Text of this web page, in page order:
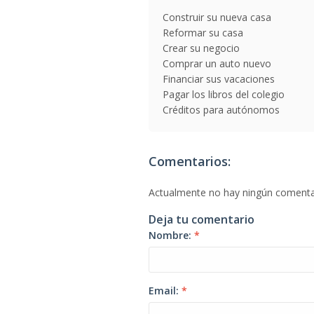
Construir su nueva casa
Reformar su casa
Crear su negocio
Comprar un auto nuevo
Financiar sus vacaciones
Pagar los libros del colegio
Créditos para autónomos
Comentarios:
Actualmente no hay ningún
Deja tu comentario
Nombre: *
Email: *